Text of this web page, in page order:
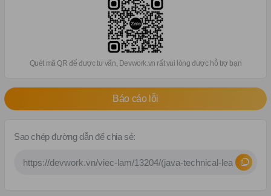
Quét mã QR để được tư vấn, Devwork.vn rất vui lòng được hỗ trợ bạn
Báo cáo lỗi
Sao chép đường dẫn để chia sẻ: